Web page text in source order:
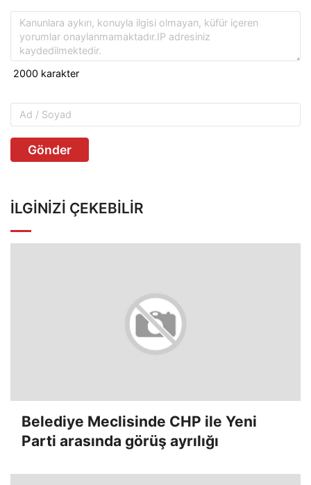
Gönder
İLGINIZI ÇEKEBILIR
Belediye Meclisinde CHP ile Yeni
Parti arasında görüş ayrılığı